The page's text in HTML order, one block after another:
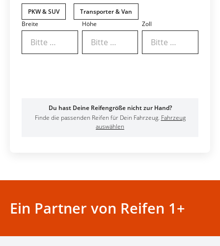
PKW & SUV
Transporter & Van
Breite
Bitte wählen
Höhe
Bitte wählen
Zoll
Bitte wählen
Du hast Deine Reifengröße nicht zur Hand?
Finde die passenden Reifen für Dein Fahrzeug. Fahrzeug
auswählen
Ein Partner von Reifen 1+